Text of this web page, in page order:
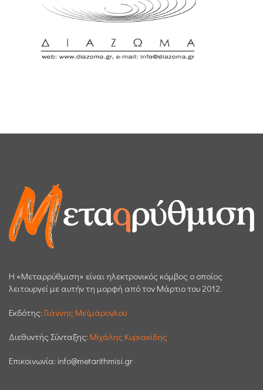
H «Μεταρρύθμιση» είναι ηλεκτρονικός κόμβος ο οποίος
λειτουργεί με αυτήν τη μορφή από τον Μάρτιο του 2012.
Εκδότης: Γιάννης Μεϊμάρογλου
Διεθυντής Σύνταξης: Μιχάλης Κυριακίδης
Επικοινωνία: info@metarithmisi.gr